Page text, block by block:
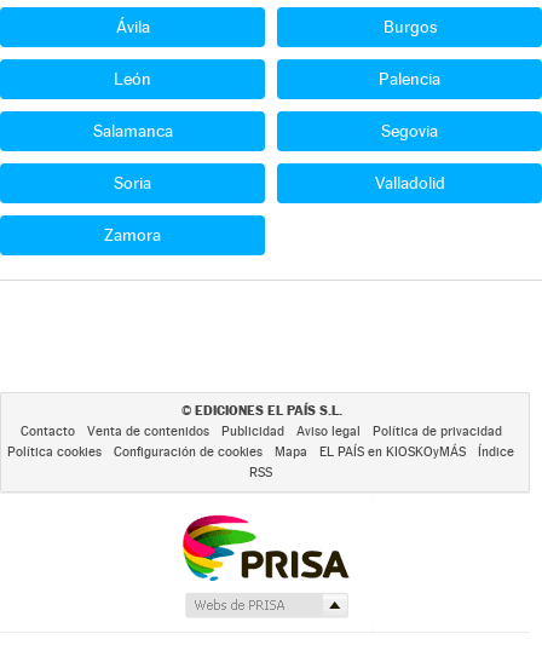
Ávila Burgos
León Palencia
Salamanca Segovia
Soria Valladolid
Zamora
© EDICIONES EL PAÍS S.L.
Contacto Venta de contenidos Publicidad Aviso legal
Política de privacidad
Política cookies
Configuración de cookies Mapa EL PAÍS en KIOSKOyMÁS
Índice
RSS